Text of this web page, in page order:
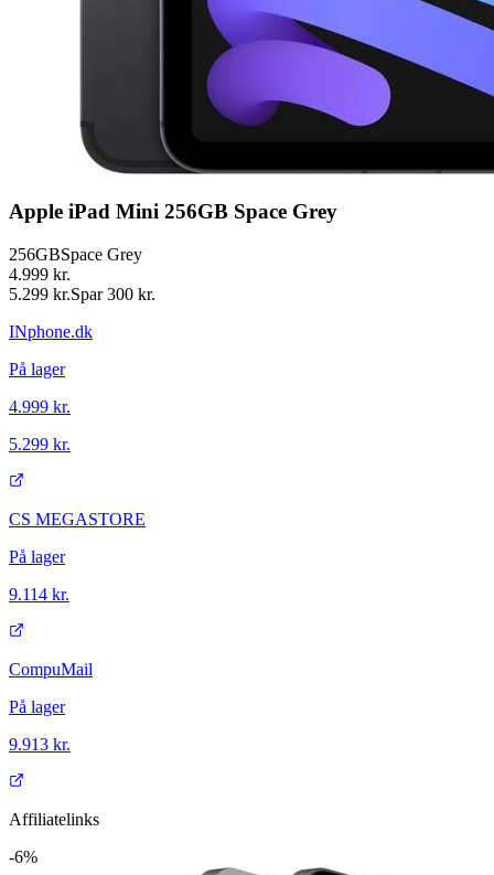
Apple iPad Mini 256GB Space Grey
256GBSpace Grey
4.999 kr.
5.299 kr.Spar300 kr.
INphone.dk
På lager
4.999 kr.
5.299 kr.
CS MEGASTORE
På lager
9.114 kr.
CompuMail
På lager
9.913 kr.
Affiliatelinks
-6%